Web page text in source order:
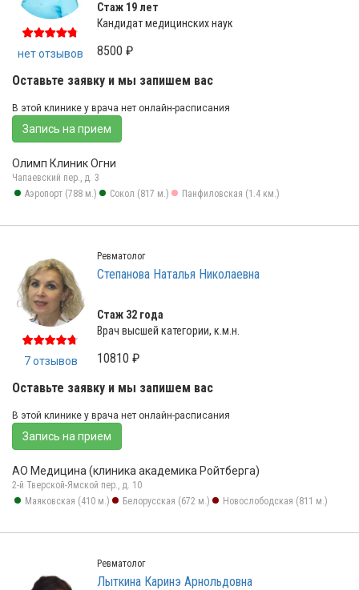
нет отзывов
Стаж 19 лет
Кандидат медицинских наук
8500 ₽
Оставьте заявку и мы запишем вас
В этой клинике у врача нет онлайн-расписания
Запись на прием
Олимп Клиник Огни
Чапаевский пер., д. 3
Аэропорт (788 м.)
Сокол (817 м.) Панфиловская (1.4 км.)
7 отзывов
Ревматолог
Степанова Наталья Николаевна
Стаж 32 года
Врач высшей категории, к.м.н.
10810 ₽
Оставьте заявку и мы запишем вас
В этой клинике у врача нет онлайн-расписания
Запись на прием
АО Медицина (клиника академика Ройтберга)
2-й Тверской-Ямской пер., д. 10
Маяковская (410 м.)
Белорусская (672 м.) Новослободская (811 м.)
Ревматолог
Лыткина Каринэ Арнольдовна